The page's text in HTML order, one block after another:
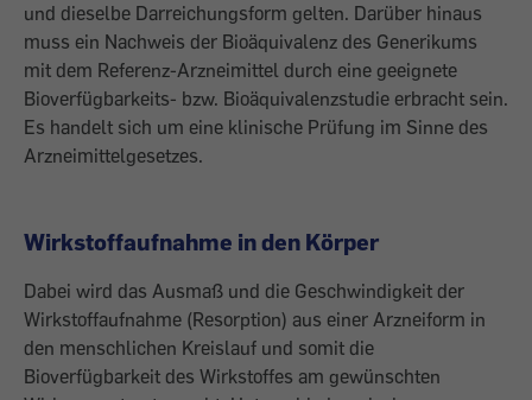
und dieselbe Darreichungsform gelten. Darüber hinaus
muss ein Nachweis der Bioäquivalenz des Generikums
mit dem Referenz-Arzneimittel durch eine geeignete
Bioverfügbarkeits- bzw. Bioäquivalenzstudie erbracht sein.
Es handelt sich um eine klinische Prüfung im Sinne des
Arzneimittelgesetzes.
Wirkstoffaufnahme in den Körper
Dabei wird das Ausmaß und die Geschwindigkeit der
Wirkstoffaufnahme (Resorption) aus einer Arzneiform in
den menschlichen Kreislauf und somit die
Bioverfügbarkeit des Wirkstoffes am gewünschten